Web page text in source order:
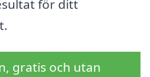
för ditt
gratis och utan